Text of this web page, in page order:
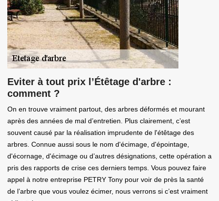
Eviter à tout prix l’Étêtage d'arbre :
comment ?
On en trouve vraiment partout, des arbres déformés et mourant
après des années de mal d’entretien. Plus clairement, c’est
souvent causé par la réalisation imprudente de l'étêtage des
arbres. Connue aussi sous le nom d'écimage, d'épointage,
d'écornage, d'écimage ou d’autres désignations, cette opération a
pris des rapports de crise ces derniers temps. Vous pouvez faire
appel à notre entreprise PETRY Tony pour voir de près la santé
de l’arbre que vous voulez écimer, nous verrons si c’est vraiment